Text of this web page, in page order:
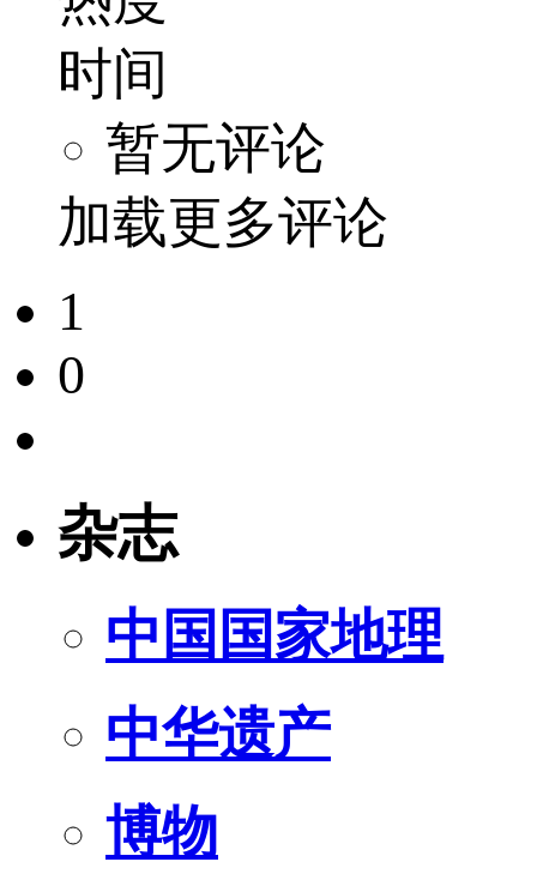
时间
暂无评论
加载更多评论
1
0
杂志
中国国家地理
中华遗产
博物